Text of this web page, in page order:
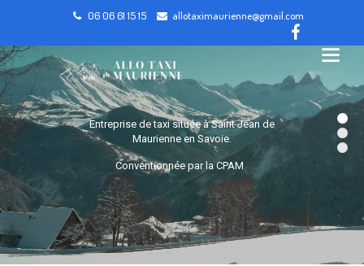
06 06 61 15 15 allotaximaurienne@gmail.com
Conventionnée par la CPAM
Entreprise de taxi située à Saint Jean de
Maurienne en Savoie.